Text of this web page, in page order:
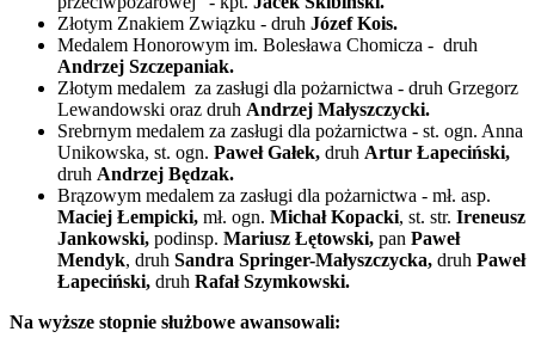
Złotym Znakiem Związku - druh Józef Kois.
Medalem Honorowym im. Bolesława Chomicza - druh
Andrzej Szczepaniak.
Złotym medalem za zasługi dla pożarnictwa - druh Grzegorz
Lewandowski oraz druh Andrzej Małyszczycki.
Srebrnym medalem za zasługi dla pożarnictwa - st. ogn. Anna
Unikowska, st. ogn. Paweł Gałek, druh Artur Łapeciński,
druh Andrzej Będzak.
Brązowym medalem za zasługi dla pożarnictwa - mł. asp.
Maciej Łempicki, mł. ogn. Michał Kopacki, st. str. Ireneusz
Jankowski, podinsp. Mariusz Łętowski, pan Paweł
Mendyk, druh Sandra Springer-Małyszczycka, druh Paweł
Łapeciński, druh Rafał Szymkowski.
Na wyższe stopnie służbowe awansowali: